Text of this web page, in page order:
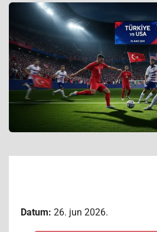
Datum: 26. jun 2026.